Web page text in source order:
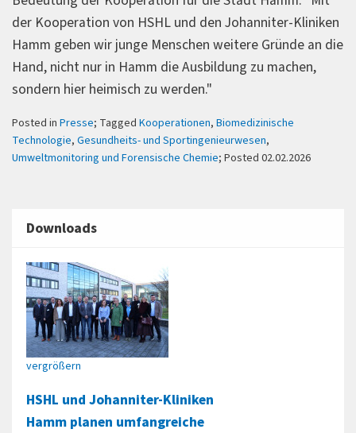
der Kooperation von HSHL und den Johanniter-Kliniken
Hamm geben wir junge Menschen weitere Gründe an die
Hand, nicht nur in Hamm die Ausbildung zu machen,
sondern hier heimisch zu werden."
Posted in Presse; Tagged Kooperationen, Biomedizinische
Technologie, Gesundheits- und Sportingenieurwesen,
Umweltmonitoring und Forensische Chemie; Posted 02.02.2026
Downloads
vergrößern
HSHL und Johanniter-Kliniken
Hamm planen umfangreiche